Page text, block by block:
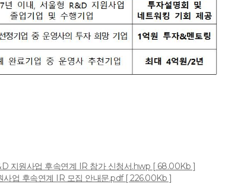
지원사업 후속연계 IR 참가 신청서.hwp [ 68.00Kb ]
업 후속연계 IR 모집 안내문.pdf [ 226.00Kb ]